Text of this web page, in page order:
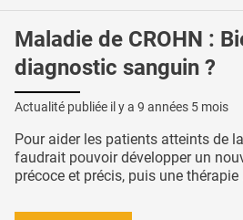
Maladie de CROHN :
diagnostic sanguin ?
Actualité publiée il y a 9 années 5 mois
Pour aider les patients atteints de
faudrait pouvoir développer un
précoce et précis, puis une thérapie